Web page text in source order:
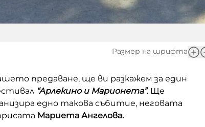
Размер на шрифта
предаване, ще ви разкажем за един
“Арлекино и Марионета”. Ще
едно такова събитие, неговата
Мариета Ангелова.